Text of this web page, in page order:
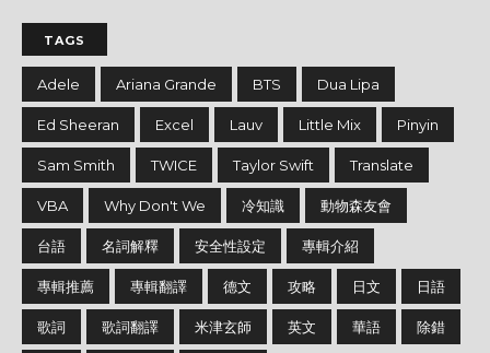
TAGS
Adele Ariana Grande BTS Dua Lipa
Ed Sheeran Excel Lauv Little Mix Pinyin
Sam Smith TWICE Taylor Swift Translate
VBA Why Don't We 冷知識 動物森友會
台語 名詞解釋 安全性設定 專輯介紹
專輯推薦 專輯翻譯 德文 攻略 日文 日語
歌詞 歌詞翻譯 米津玄師 英文 華語 除錯